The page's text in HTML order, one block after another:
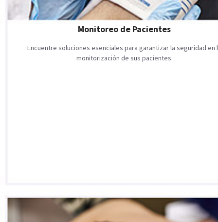
Monitoreo de Pacientes
Encuentre soluciones esenciales para garantizar la seguridad en
monitorización de sus pacientes.